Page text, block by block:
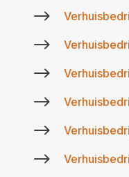
$
$
$
$
$
$